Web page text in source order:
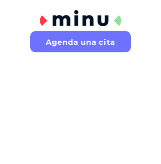
Agenda una cita